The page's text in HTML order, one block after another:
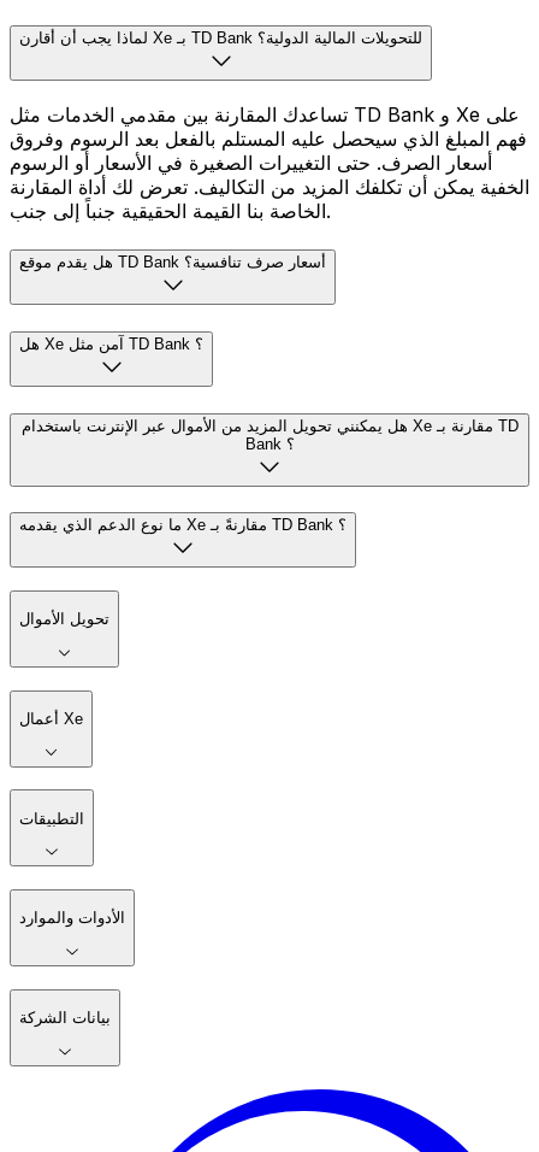
لماذا يجب أن أقارن Xe بـ TD Bank للتحويلات المالية الدولية؟
تساعدك المقارنة بين مقدمي الخدمات مثل TD Bank و Xe على
فهم المبلغ الذي سيحصل عليه المستلم بالفعل بعد الرسوم وفروق
أسعار الصرف. حتى التغييرات الصغيرة في الأسعار أو الرسوم
الخفية يمكن أن تكلفك المزيد من التكاليف. تعرض لك أداة المقارنة
الخاصة بنا القيمة الحقيقية جنباً إلى جنب.
هل يقدم موقع TD Bank أسعار صرف تنافسية؟
هل Xe آمن مثل TD Bank ؟
هل يمكنني تحويل المزيد من الأموال عبر الإنترنت باستخدام Xe مقارنة بـ TD
Bank ؟
ما نوع الدعم الذي يقدمه Xe مقارنةً بـ TD Bank ؟
تحويل الأموال
أعمال Xe
التطبيقات
الأدوات والموارد
بيانات الشركة